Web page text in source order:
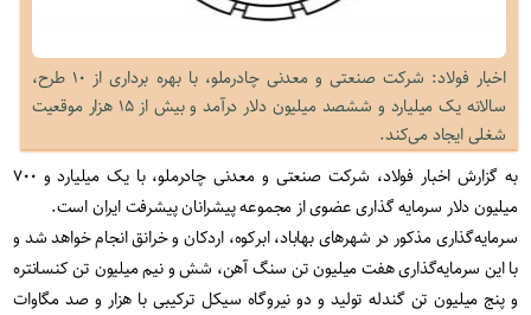
اخبار فولاد: شرکت صنعتی و معدنی چادرملو، با بهره برداری از ۱۰ طرح،
سالانه یک میلیارد و ششصد میلیون دلار درآمد و بیش از ۱۵ هزار موقعیت
شغلی ایجاد می‌کند.
به گزارش اخبار فولاد، شرکت صنعتی و معدنی چادرملو، با یک میلیارد و ۷۰۰
میلیون دلار سرمایه گذاری عضوی از مجموعه پیشرانان پیشرفت ایران است.
سرمایه‌گذاری مذکور در شهرهای بهاباد، ابرکوه، اردکان و خرانق انجام خواهد شد و
با این سرمایه‌گذاری هفت میلیون تن سنگ آهن، شش و نیم میلیون تن کنسانتره
و پنج میلیون تن گندله تولید و دو نیروگاه سیکل ترکیبی با هزار و صد مگاوات